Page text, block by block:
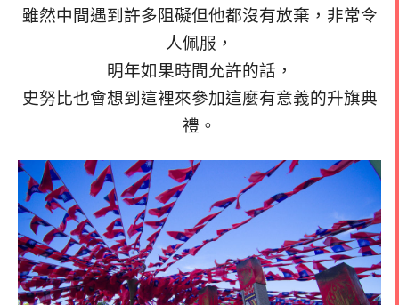
雖然中間遇到許多阻礙但他都沒有放棄，非常令
人佩服，
明年如果時間允許的話，
史努比也會想到這裡來參加這麼有意義的升旗典
禮。